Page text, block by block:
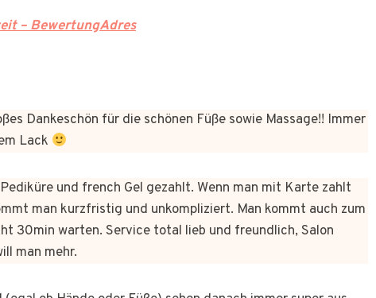
– BewertungAdres
Dankeschön für die schönen Füße sowie Massage!! Immer
Lack
und french Gel gezahlt. Wenn man mit Karte zahlt
man kurzfristig und unkompliziert. Man kommt auch zum
30min warten. Service total lieb und freundlich, Salon
man mehr.